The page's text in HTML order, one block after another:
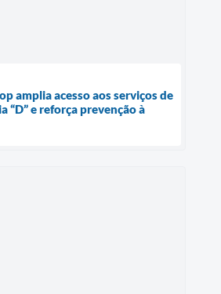
amplia acesso aos serviços de
“D” e reforça prevenção à